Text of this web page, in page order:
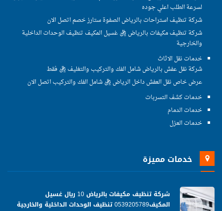
لسرعة الطلب اعلي جوده
شركة تنظيف استراحات بالرياض الصفوة ستارز خصم اتصل الان
شركة تنظيف مكيفات بالرياض ريال غسيل المكيف تنظيف الوحدات الداخلية
والخارجية
خدمات نقل الاثاث
شركة نقل عفش بالرياض شامل الفك والتركيب والتغليف ريال فقط
عرض خاص نقل العفش داخل الرياض ريال شامل الفك والتركيب اتصل الان
خدمات كشف التسربات
خدمات الدمام
خدمات العزل
خدمات مميزة
شركة تنظيف مكيفات بالرياض 10 ريال غسيل
المكيف0539205789 تنظيف الوحدات الداخلية والخارجية